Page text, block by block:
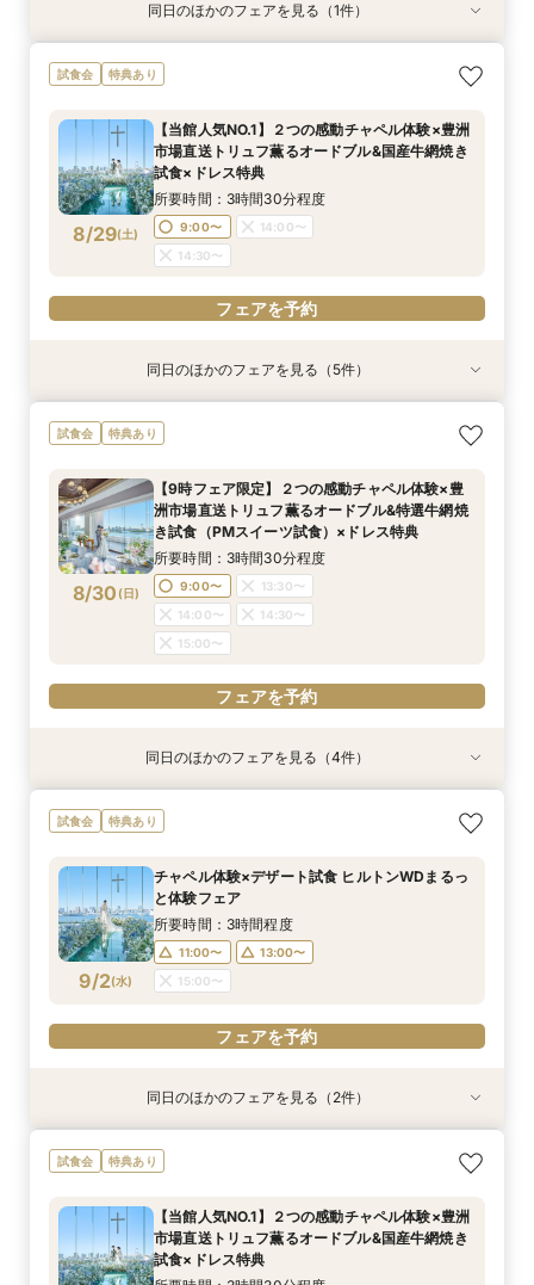
8/28(金)
【見積り比較】 選べる2つのチャペル体験×安心
◎ご予算相談会
11:00〜
13:00〜
15:00〜
フェアを予約
同日のほかのフェアを見る（1件）
試食会 特典あり
8/29(土)
【当館人気NO.1】２つの感動チャペル体験×豊洲
市場直送トリュフ薫るオードブル&国産牛網焼き
試食×ドレス特典
所要時間：3時間30分程度
9:00〜
14:00〜
14:30〜
フェアを予約
8/29(土)
【見積り徹底比較！】 感動チャペル体験×安心◎
お見積り相談会
9:00〜
13:30〜
14:00〜
14:30〜
15:00〜
フェアを予約
8/29(土)
【ドレス特典◎】感動チャペル＆本番直前コー
ディネート体験
9:00〜
13:30〜
14:00〜
14:30〜
15:00〜
フェアを予約
特典あり
8/29(土)
初見特典有◎【安心！初めてを応援】豪華無料試
食×ホテルWDまるっと体験
9:00〜 14:00〜
フェアを予約
特典あり
8/29(土)
【6名から25名に◎】 絶景を楽しめる少人数
WD×豪華試食会
9:00〜 14:00〜
フェアを予約
8/29(土)
少人数も利用OK【新プラン発表】2026年内限
定お得に叶える絶景Wedding
9:00〜 14:00〜
フェアを予約
同日のほかのフェアを見る（5件）
試食会 特典あり
8/30 (日)
【9時フェア限定】２つの感動チャペル体験×豊
洲市場直送トリュフ薫るオードブル&特選牛網焼
き試食（PMスイーツ試食）×ドレス特典
所要時間：3時間30分程度
9:00〜
13:30〜
14:00〜
14:30〜
15:00〜
フェアを予約
8/30(日)
【見積り徹底比較！】 感動チャペル体験×安心◎
お見積り相談会
9:00〜
14:00〜
14:30〜
15:00〜
特典あり
8/30(日)
初見特典有◎【安心！初めてを応援】豪華無料試
食×ホテルWDまるっと体験
9:00〜
フェアを予約
特典あり
8/30(日)
【6名から25名に◎】 絶景を楽しめる少人数
WD×豪華試食会
9:00〜
フェアを予約
8/30(日)
少人数も利用OK【新プラン発表】2026年内限
定お得に叶える絶景Wedding
9:00〜
フェアを予約
同日のほかのフェアを見る（4件）
試食会 特典あり
9/2(水)
チャペル体験×デザート試食 ヒルトンWDまるっ
と体験フェア
所要時間：3時間程度
11:00〜
13:00〜
15:00〜
フェアを予約
9/2(水)
【見積り比較】 選べる2つのチャペル体験×安心
◎ご予算相談会
11:00〜 13:00〜
9/2(水)
【少人数限定】 挙式＆会食プライベートウエ
ディングフェア
11:00〜 13:00〜
同日のほかのフェアを見る（2件）
試食会 特典あり
【当館人気NO.1】２つの感動チャペル体験×豊洲
市場直送トリュフ薫るオードブル&国産牛網焼き
試食×ドレス特典